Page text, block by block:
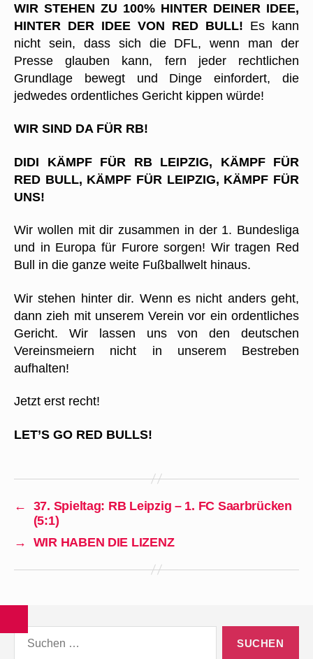
WIR STEHEN ZU 100% HINTER DEINER IDEE,
HINTER DER IDEE VON RED BULL! Es kann
nicht sein, dass sich die DFL, wenn man der
Presse glauben kann, fern jeder rechtlichen
Grundlage bewegt und Dinge einfordert, die
jedwedes ordentliches Gericht kippen würde!
WIR SIND DA FÜR RB!
DIDI KÄMPF FÜR RB LEIPZIG, KÄMPF FÜR
RED BULL, KÄMPF FÜR LEIPZIG, KÄMPF FÜR
UNS!
Wir wollen mit dir zusammen in der 1. Bundesliga
und in Europa für Furore sorgen! Wir tragen Red
Bull in die ganze weite Fußballwelt hinaus.
Wir stehen hinter dir. Wenn es nicht anders geht,
dann zieh mit unserem Verein vor ein ordentliches
Gericht. Wir lassen uns von den deutschen
Vereinsmeiern nicht in unserem Bestreben
aufhalten!
Jetzt erst recht!
LET’S GO RED BULLS!
←
37. Spieltag: RB Leipzig – 1. FC Saarbrücken
(5:1)
→
WIR HABEN DIE LIZENZ
Suchen
nach: